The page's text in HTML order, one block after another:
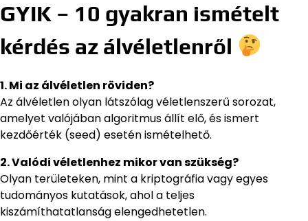
GYIK – 10 gyakran ismételt
kérdés az álvéletlenről
1. Mi az álvéletlen röviden?
Az álvéletlen olyan látszólag véletlenszerű sorozat,
amelyet valójában algoritmus állít elő, és ismert
kezdőérték (seed) esetén ismételhető.
2. Valódi véletlenhez mikor van szükség?
Olyan területeken, mint a kriptográfia vagy egyes
tudományos kutatások, ahol a teljes
kiszámíthatatlanság elengedhetetlen.